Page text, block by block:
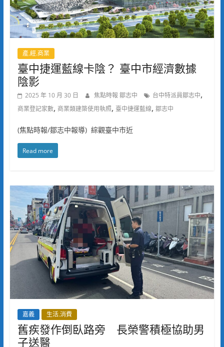
產.經.商業
臺中捷運藍線卡陰？ 臺中市經濟數據
陰影
2025 年 10 月 30 日 焦點時報 鄒志中 台中特派員鄒志中,
商業登記家數, 商業類建築使用執照, 臺中捷運藍線, 鄒志中
(焦點時報/鄒志中報導) 綜觀臺中市近
Read more
嘉義 生活.消費
舊疾發作倒臥路旁 長榮警積極協助男
子送醫